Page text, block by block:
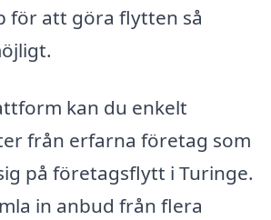
för att göra flytten så
kan du enkelt
från erfarna företag som
på företagsflytt i Turinge.
in anbud från flera